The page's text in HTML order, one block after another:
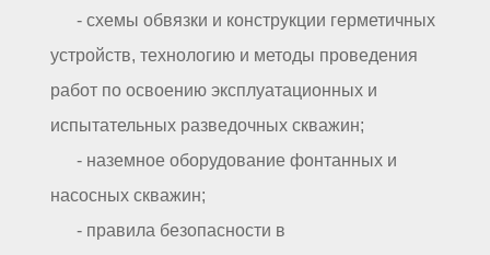
- схемы обвязки и конструкции герметичных
устройств, технологию и методы проведения
работ по освоению эксплуатационных и
испытательных разведочных скважин;
- наземное оборудование фонтанных и
насосных скважин;
- правила безопасности в